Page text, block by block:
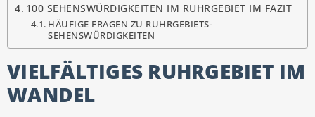
100 SEHENSWÜRDIGKEITEN IM RUHRGEBIET IM FAZIT
HÄUFIGE FRAGEN ZU RUHRGEBIETS-
SEHENSWÜRDIGKEITEN
VIELFÄLTIGES RUHRGEBIET IM
WANDEL